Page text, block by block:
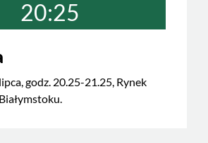
20:25
godz. 20.25-21.25, Rynek